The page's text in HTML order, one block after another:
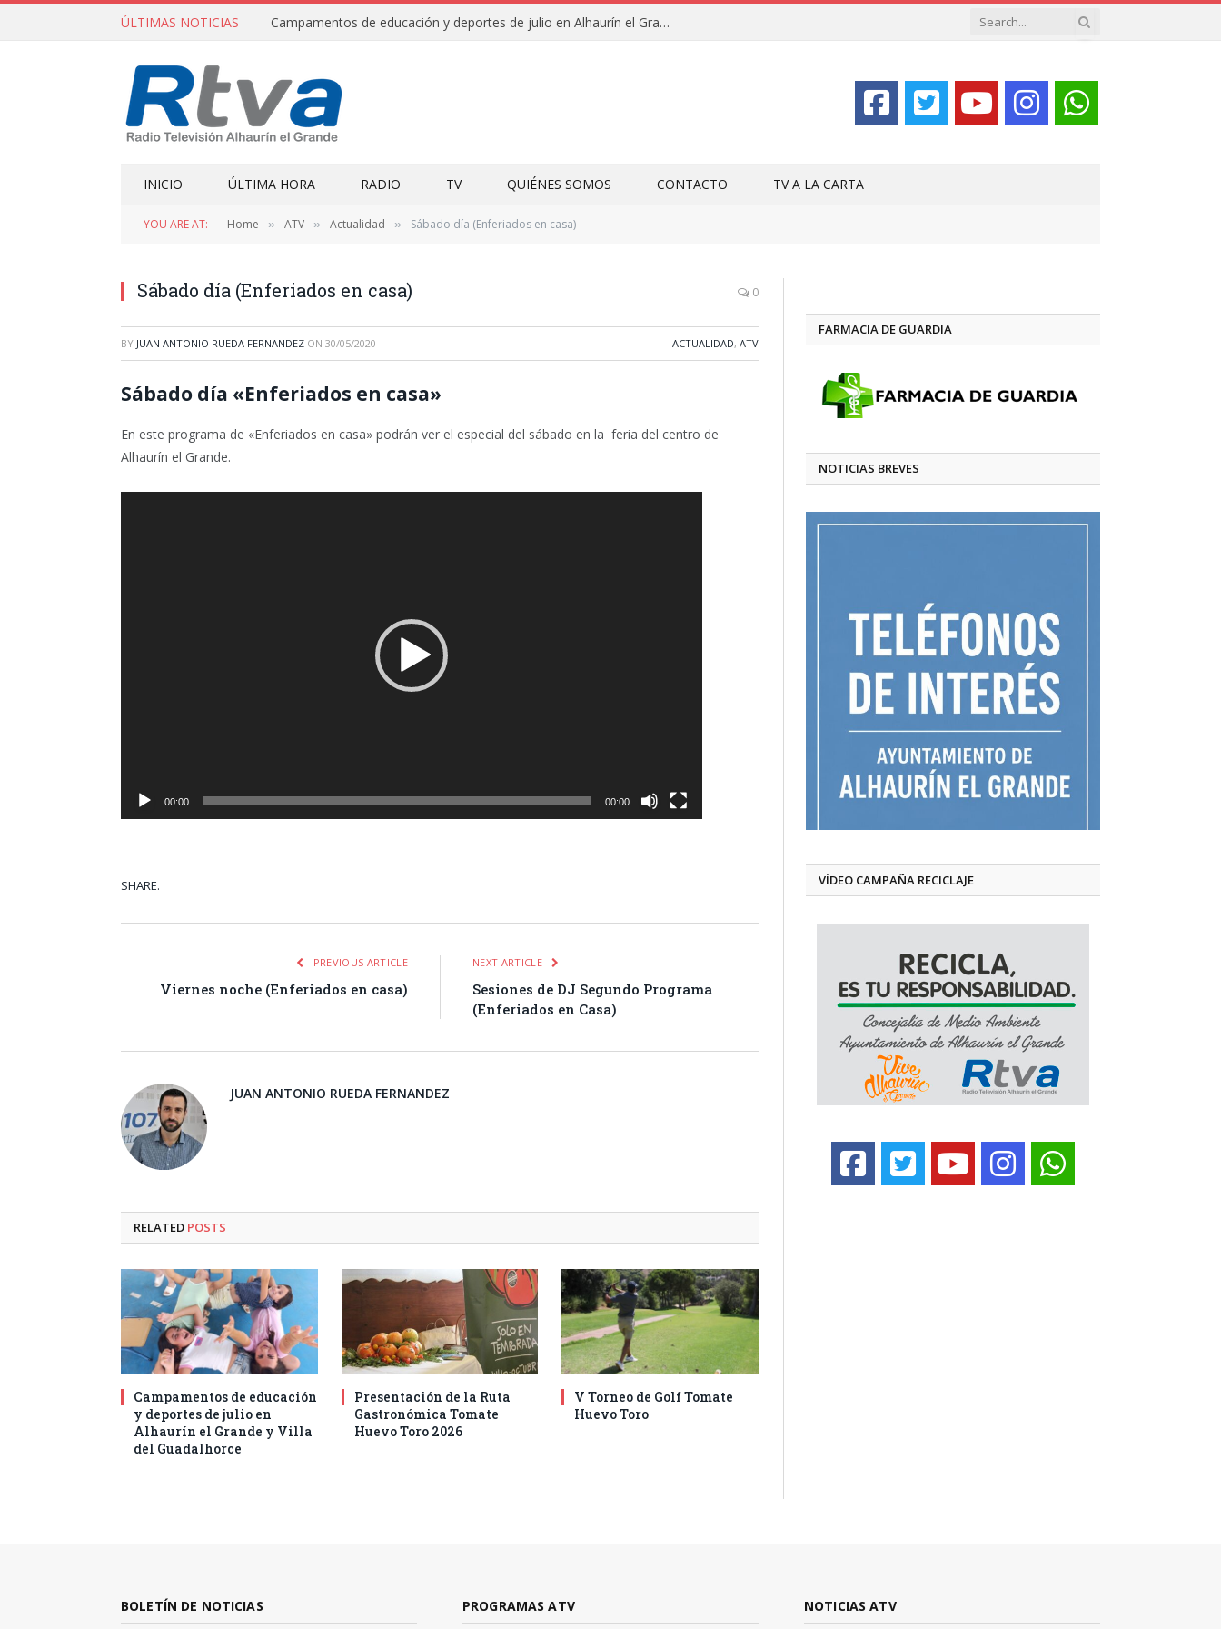
ÚLTIMAS NOTICIAS Campamentos de educación y deportes de julio en Alhaurín el Grande y Villa del Guadalhorce
INICIO ÚLTIMA HORA RADIO TV QUIÉNES SOMOS CONTACTO TV A LA CARTA
YOU ARE AT: Home » ATV » Actualidad » Sábado día (Enferiados en casa)
Sábado día (Enferiados en casa) 0
BY JUAN ANTONIO RUEDA FERNANDEZ ON 30/05/2020 ACTUALIDAD, ATV
Sábado día «Enferiados en casa»
En este programa de «Enferiados en casa» podrán ver el especial del sábado en la feria del centro de
Alhaurín el Grande.
00:00 00:00
SHARE.
PREVIOUS ARTICLE
Viernes noche (Enferiados en casa)
NEXT ARTICLE
Sesiones de DJ Segundo Programa
(Enferiados en Casa)
JUAN ANTONIO RUEDA FERNANDEZ
RELATED POSTS
Campamentos de educación
y deportes de julio en
Alhaurín el Grande y Villa
del Guadalhorce
Presentación de la Ruta
Gastronómica Tomate
Huevo Toro 2026
V Torneo de Golf Tomate
Huevo Toro
FARMACIA DE GUARDIA
NOTICIAS BREVES
VÍDEO CAMPAÑA RECICLAJE
BOLETÍN DE NOTICIAS PROGRAMAS ATV NOTICIAS ATV